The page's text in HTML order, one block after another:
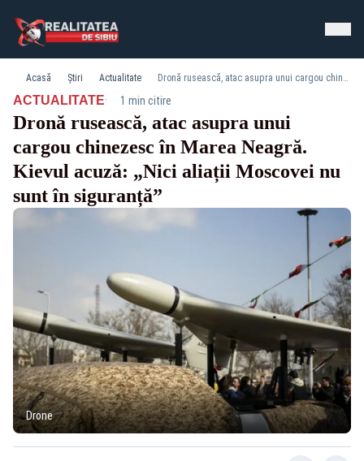
Acasă Știri Actualitate Dronă rusească, atac asupra unui cargou chinezesc în Marea Neagră. Kievul acuză: „Nici aliații Moscovei nu sunt în siguranță”
ACTUALITATE· 1 min citire
Dronă rusească, atac asupra unui
cargou chinezesc în Marea Neagră.
Kievul acuză: „Nici aliații Moscovei nu
sunt în siguranță”
Drone